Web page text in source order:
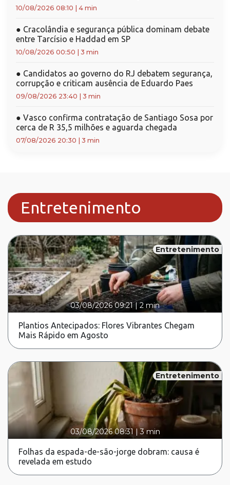
10/08/2026 08:10 4 min
● Cracolândia e segurança pública dominam debate
entre Tarcísio e Haddad em SP
10/08/2026 00:50 3 min
● Candidatos ao governo do RJ debatem segurança,
corrupção e criticam ausência de Eduardo Paes
09/08/2026 23:40 3 min
● Vasco confirma contratação de Santiago Sosa por
cerca de R 35,5 milhões e aguarda chegada
07/08/2026 20:30 3 min
Entretenimento
Entretenimento
03/08/2026 09:21|2 min
Plantios Antecipados: Flores Vibrantes Chegam
Mais Rápido em Agosto
Entretenimento
03/08/2026 08:31 |3 min
Folhas da espada-de-são-jorge dobram: causa é
revelada em estudo